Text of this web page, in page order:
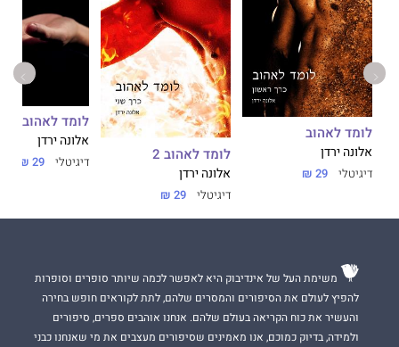
לומד לאהוב
אלונה ירדן
דיגיטלי 29 ₪
לומד לאהוב 2
אלונה ירדן
דיגיטלי 29 ₪
לומד לאהוב 3
אלונה ירדן
דיגיטלי 29 ₪
משימת העל של אינדיבוק היא לאפשר לכמה שיותר סופרים וסופרות
להפיץ לעולם את הסיפורים והמסרים שלהם, לתת לקוראים חופש בחירה
והעשיר את כוח הקריאה בעולם שלהם. אנחנו אוהבים ספרים, סיפורים
ולמידה, בדיוק כמוכם, אנו מאמינים שסיפורים מעצבים את מי שאנחנו כבני